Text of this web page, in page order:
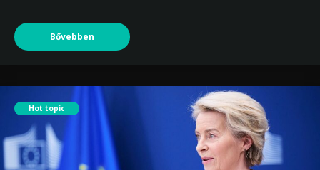
Bővebben
Hot topic